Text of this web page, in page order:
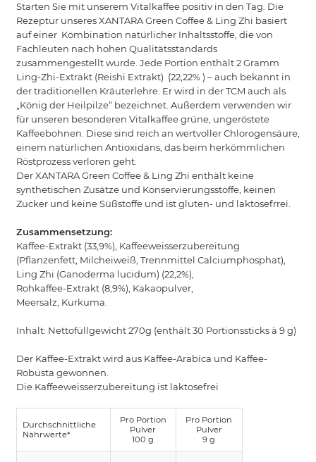
Starten Sie mit unserem Vitalkaffee positiv in den Tag. Die
Rezeptur unseres XANTARA Green Coffee & Ling Zhi basiert
auf einer Kombination natürlicher Inhaltsstoffe, die von
Fachleuten nach hohen Qualitätsstandards
zusammengestellt wurde. Jede Portion enthält 2 Gramm
Ling-Zhi-Extrakt (Reishi Extrakt) (22,22% ) – auch bekannt in
der traditionellen Kräuterlehre. Er wird in der TCM auch als
„König der Heilpilze“ bezeichnet. Außerdem verwenden wir
für unseren besonderen Vitalkaffee grüne, ungeröstete
Kaffeebohnen. Diese sind reich an wertvoller Chlorogensäure,
einem natürlichen Antioxidans, das beim herkömmlichen
Röstprozess verloren geht.
Der XANTARA Green Coffee & Ling Zhi enthält keine
synthetischen Zusätze und Konservierungsstoffe, keinen
Zucker und keine Süßstoffe und ist gluten- und laktosefrrei.
Zusammensetzung:
Kaffee-Extrakt (33,9%), Kaffeeweisserzubereitung
(Pflanzenfett, Milcheiweiß, Trennmittel Calciumphosphat),
Ling Zhi (Ganoderma lucidum) (22,2%),
Rohkaffee-Extrakt (8,9%), Kakaopulver,
Meersalz, Kurkuma.
Inhalt: Nettofüllgewicht 270g (enthält 30 Portionssticks à 9 g)
Der Kaffee-Extrakt wird aus Kaffee-Arabica und Kaffee-
Robusta gewonnen.
Die Kaffeeweisserzubereitung ist laktosefrei
Durchschnittliche
Nährwerte*
Pro Portion
Pulver
100 g
Pro Portion
Pulver
9 g